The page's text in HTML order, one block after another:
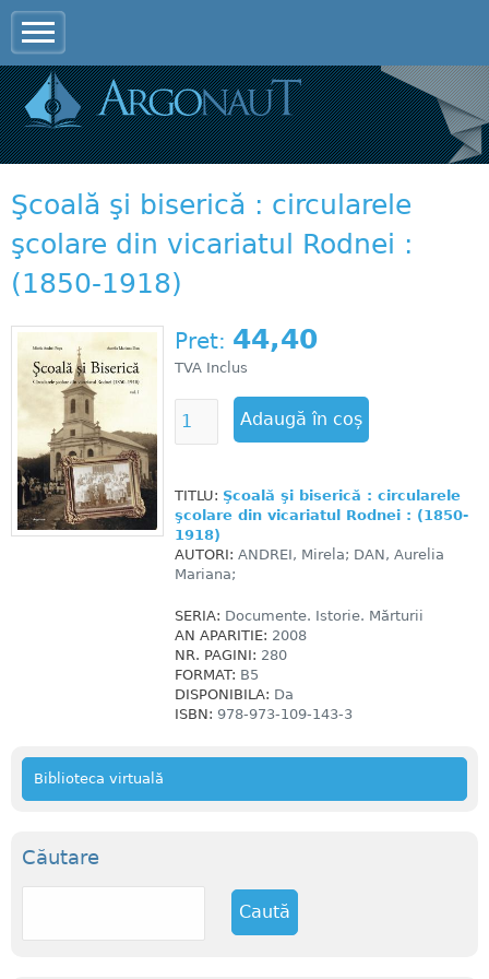
Şcoală şi biserică : circularele
şcolare din vicariatul Rodnei :
(1850-1918)
Pret: 44,40
TVA Inclus
TITLU: Şcoală şi biserică : circularele
şcolare din vicariatul Rodnei : (1850-
1918)
AUTORI: ANDREI, Mirela; DAN, Aurelia
Mariana;
SERIA: Documente. Istorie. Mărturii
AN APARITIE: 2008
NR. PAGINI: 280
FORMAT: B5
DISPONIBILA: Da
ISBN: 978-973-109-143-3
Biblioteca virtuală
Căutare
C